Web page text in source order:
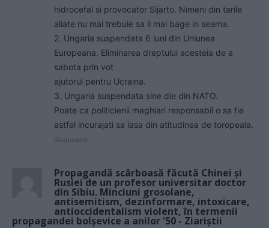
hidrocefal si provocator Sijarto. Nimeni din tarile
aliate nu mai trebuie sa il mai bage in seama.
2. Ungaria suspendata 6 luni din Uniunea
Europeana. Eliminarea dreptului acesteia de a
sabota prin vot
ajutorul pentru Ucraina.
3. Ungaria suspendata sine die din NATO.
Poate ca politicienii maghiari responsabil o sa fie
astfel incurajati sa iasa din atitudinea de toropeala.
Răspundeți
Propagandă scârboasă făcută Chinei și
Rusiei de un profesor universitar doctor
din Sibiu. Minciuni grosolane,
antisemitism, dezinformare, intoxicare,
antioccidentalism violent, în termenii
propagandei bolșevice a anilor '50 - Ziariștii